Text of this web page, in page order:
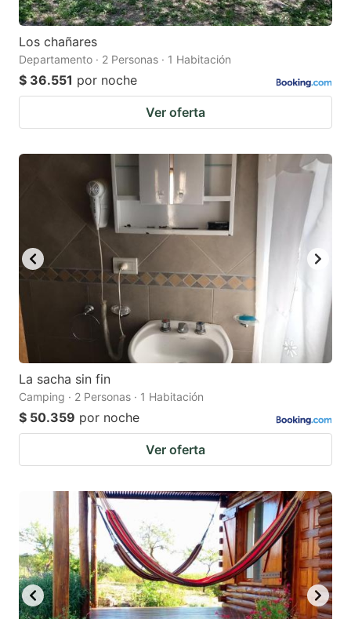
Los chañares
Departamento · 2 Personas · 1 Habitación
$ 36.551 por noche
Ver oferta
La sacha sin fin
Camping · 2 Personas · 1 Habitación
$ 50.359 por noche
Ver oferta